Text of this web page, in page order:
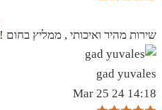
שירות מהיר ואיכותי , ממליץ בחום !
gad yuvales
14:18 24 Mar 25